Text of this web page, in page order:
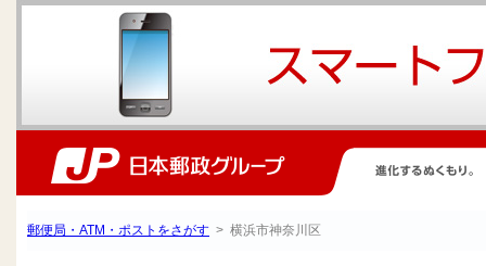
郵便局・ATM・ポストをさがす > 横浜市神奈川区